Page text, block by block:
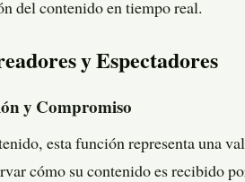
del contenido en tiempo real.
y Espectadores
y Compromiso
esta función representa una
cómo su contenido es recibido